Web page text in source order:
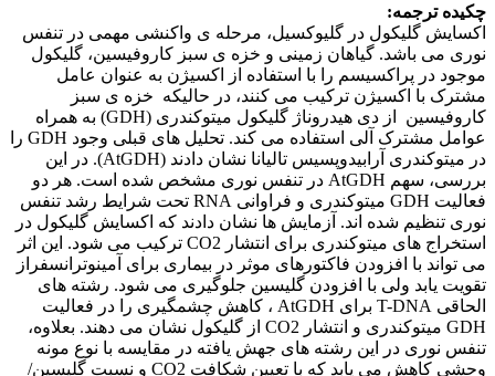
چکیده ترجمه:
اکسایش گلیکول در گلیوکسیل، مرحله ی واکنشی مهمی در تنفس
نوری می باشد. گیاهان زمینی و خزه ی سبز کاروفیسین، گلیکول
موجود در پراکسیسم را با استفاده از اکسیژن به عنوان عامل
مشترک با اکسیژن ترکیب می کنند، در حالیکه خزه ی سبز
کاروفیسین از دی هیدروناژ گلیکول میتوکندری (GDH) به همراه
عوامل مشترک آلی استفاده می کند. تحلیل های قبلی وجود GDH را
در میتوکندری آرابیدوپسیس تالیانا نشان دادند (AtGDH). در این
بررسی، سهم AtGDH در تنفس نوری مشخص شده است. هر دو
فعالیت GDH میتوکندری و فراوانی RNA تحت شرایط رشد تنفس
نوری تنظیم شده اند. آزمایش ها نشان دادند که اکسایش گلیکول در
استخراج های میتوکندری برای انتشار CO2 ترکیب می شود. این اثر
می تواند با افزودن فاکتورهای موثر در بیماری برای آمینوترانسفراز
تقویت یابد ولی با افزودن گلیسین جلوگیری می شود. رشته های
الحاقی T-DNA برای AtGDH ، کاهش چشمگیری را در فعالیت
GDH میتوکندری و انتشار CO2 از گلیکول نشان می دهند. بعلاوه،
تنفس نوری در این رشته های جهش یافته در مقایسه با نوع مونه
وحشی کاهش می یابد که با تعیین شکافت CO2 و نسبت گلیسین/